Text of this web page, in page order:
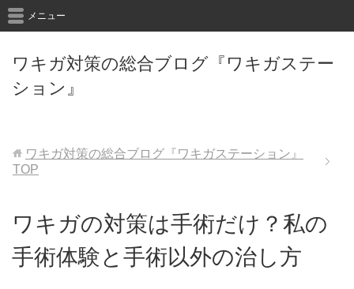
ワキガ対策の総合ブログ『ワキガステー
ション』
メニュー
ワキガ対策の総合ブログ『ワキガステーション』
TOP
ワキガの対策は手術だけ？私の
手術体験と手術以外の治し方